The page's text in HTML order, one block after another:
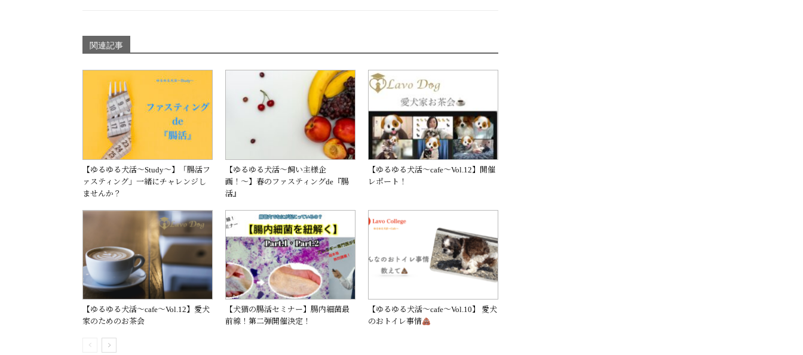
関連記事
【ゆるゆる犬活〜Study〜】「腸活フ
ァスティング」一緒にチャレンジし
ませんか？
【ゆるゆる犬活〜飼い主様企
画！〜】春のファスティングde『腸
活』
【ゆるゆる犬活〜cafe〜Vol.12】開催
レポート！
【ゆるゆる犬活〜cafe〜Vol.12】愛犬
家のためのお茶会
【犬猫の腸活セミナー】腸内細菌最
前線！第二弾開催決定！
【ゆるゆる犬活〜cafe〜Vol.10】 愛犬
のおトイレ事情